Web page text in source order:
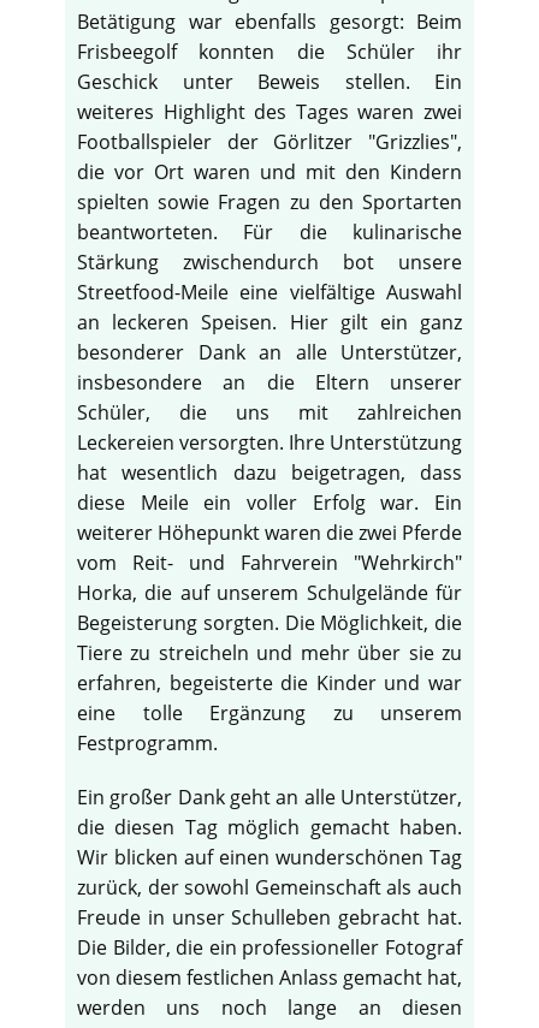
Betätigung war ebenfalls gesorgt: Beim
Frisbeegolf konnten die Schüler ihr
Geschick unter Beweis stellen. Ein
weiteres Highlight des Tages waren zwei
Footballspieler der Görlitzer "Grizzlies",
die vor Ort waren und mit den Kindern
spielten sowie Fragen zu den Sportarten
beantworteten. Für die kulinarische
Stärkung zwischendurch bot unsere
Streetfood-Meile eine vielfältige Auswahl
an leckeren Speisen. Hier gilt ein ganz
besonderer Dank an alle Unterstützer,
insbesondere an die Eltern unserer
Schüler, die uns mit zahlreichen
Leckereien versorgten. Ihre Unterstützung
hat wesentlich dazu beigetragen, dass
diese Meile ein voller Erfolg war. Ein
weiterer Höhepunkt waren die zwei Pferde
vom Reit- und Fahrverein "Wehrkirch"
Horka, die auf unserem Schulgelände für
Begeisterung sorgten. Die Möglichkeit, die
Tiere zu streicheln und mehr über sie zu
erfahren, begeisterte die Kinder und war
eine tolle Ergänzung zu unserem
Festprogramm.
Ein großer Dank geht an alle Unterstützer,
die diesen Tag möglich gemacht haben.
Wir blicken auf einen wunderschönen Tag
zurück, der sowohl Gemeinschaft als auch
Freude in unser Schulleben gebracht hat.
Die Bilder, die ein professioneller Fotograf
von diesem festlichen Anlass gemacht hat,
werden uns noch lange an diesen